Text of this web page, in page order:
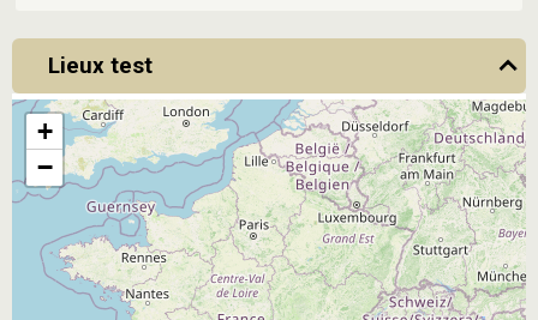
Lieux test
+
−